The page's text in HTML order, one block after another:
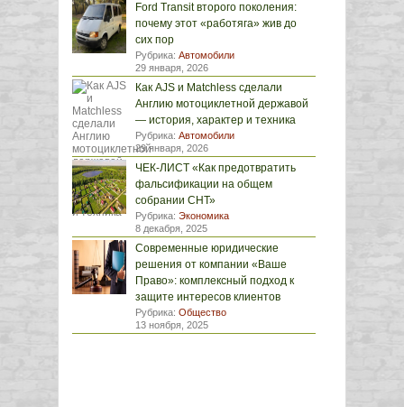
Ford Transit второго поколения:
почему этот «работяга» жив до
сих пор
Рубрика: Автомобили
29 января, 2026
Как AJS и Matchless сделали
Англию мотоциклетной державой
— история, характер и техника
Рубрика: Автомобили
29 января, 2026
ЧЕК-ЛИСТ «Как предотвратить
фальсификации на общем
собрании СНТ»
Рубрика: Экономика
8 декабря, 2025
Современные юридические
решения от компании «Ваше
Право»: комплексный подход к
защите интересов клиентов
Рубрика: Общество
13 ноября, 2025